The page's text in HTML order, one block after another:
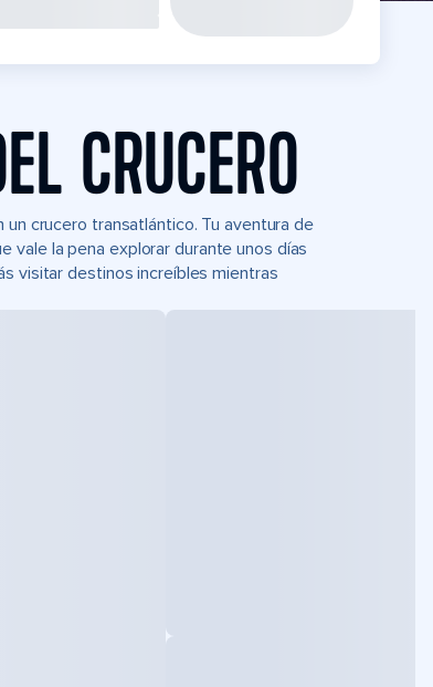
CRUCERO
un crucero transatlántico. Tu aventura de
vale la pena explorar durante unos días
visitar destinos increíbles mientras